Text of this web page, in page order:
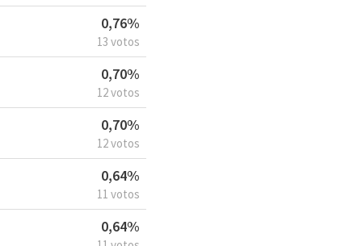
0,76%
13 votos
0,70%
12 votos
0,70%
12 votos
0,64%
11 votos
0,64%